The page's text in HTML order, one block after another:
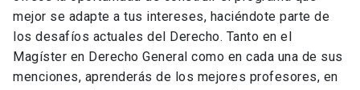
mejor se adapte a tus intereses, haciéndote parte de
los desafíos actuales del Derecho. Tanto en el
Magíster en Derecho General como en cada una de sus
menciones, aprenderás de los mejores profesores, en